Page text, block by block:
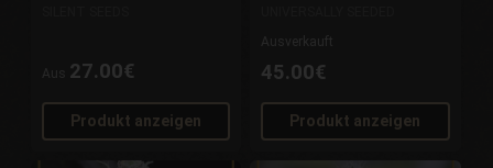
Aus 27.00€
Produkt anzeigen
Ausverkauft
45.00€
Produkt anzeigen